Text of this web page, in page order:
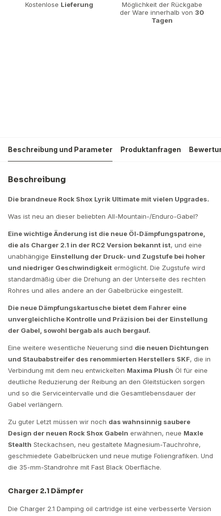
Kostenlose Lieferung
Möglichkeit der Rückgabe
der Ware innerhalb von 30
Tagen
Beschreibung und Parameter Produktanfragen
Beschreibung
Die brandneue Rock Shox Lyrik Ultimate mit vielen Upgrades.
Was ist neu an dieser beliebten All-Mountain-/Enduro-Gabel?
Eine wichtige Änderung ist die neue Öl-Dämpfungspatrone,
die als Charger 2.1 in der RC2 Version bekannt ist, und eine
unabhängige Einstellung der Druck- und Zugstufe bei hoher
und niedriger Geschwindigkeit ermöglicht. Die Zugstufe wird
standardmäßig über die Drehung an der Unterseite des rechten
Rohres und alles andere an der Gabelbrücke eingestellt.
Die neue Dämpfungskartusche bietet dem Fahrer eine
unvergleichliche Kontrolle und Präzision bei der Einstellung
der Gabel, sowohl bergab als auch bergauf.
Eine weitere wesentliche Neuerung sind die neuen Dichtungen
und Staubabstreifer des renommierten Herstellers SKF, die in
Verbindung mit dem neu entwickelten Maxima Plush Öl für eine
deutliche Reduzierung der Reibung an den Gleitstücken sorgen
und so die Serviceintervalle und die Gesamtlebensdauer der
Gabel verlängern.
Zu guter Letzt müssen wir noch das wahnsinnig saubere
Design der neuen Rock Shox Gabeln erwähnen, neue Maxle
Stealth Steckachsen, neu gestaltete Magnesium-Tauchrohre,
geschmiedete Gabelbrücken und neue mutige Foliengrafiken. Und
die 35-mm-Standrohre mit Fast Black Oberfläche.
Charger 2.1 Dämpfer
Die Charger 2.1 Damping oil cartridge ist eine verbesserte Version